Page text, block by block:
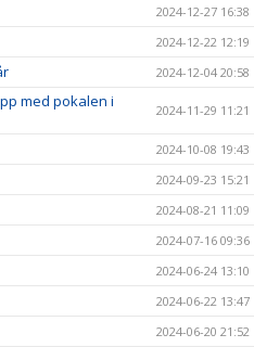
2024-12-27 16:38
2024-12-22 12:19
2024-12-04 20:58
med pokalen i
2024-11-29 11:21
2024-10-08 19:43
2024-09-23 15:21
2024-08-21 11:09
2024-07-16 09:36
2024-06-24 13:10
2024-06-22 13:47
2024-06-20 21:52